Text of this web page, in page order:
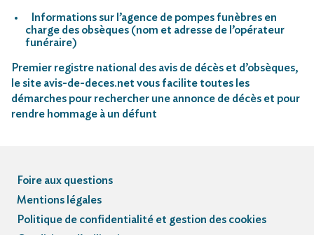
Informations sur l’agence de pompes funèbres en
charge des obsèques (nom et adresse de l’opérateur
funéraire)
Premier registre national des avis de décès et d’obsèques,
le site avis-de-deces.net vous facilite toutes les
démarches pour rechercher une annonce de décès et pour
rendre hommage à un défunt
Foire aux questions
Mentions légales
Politique de confidentialité et gestion des cookies